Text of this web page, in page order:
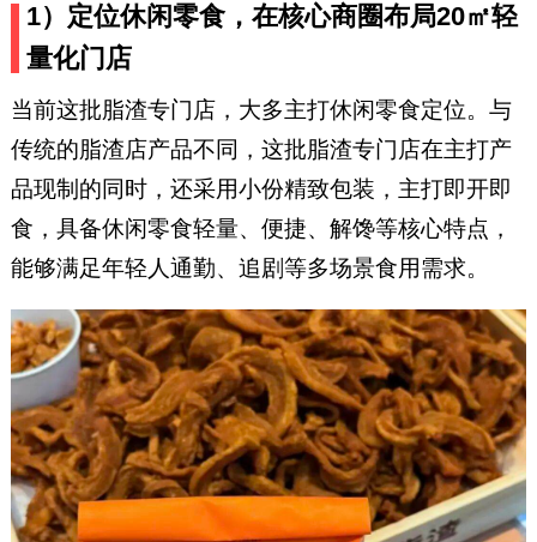
1）定位休闲零食，在核心商圈布局20㎡轻
量化门店
当前这批脂渣专门店，大多主打休闲零食定位。与
传统的脂渣店产品不同，这批脂渣专门店在主打产
品现制的同时，还采用小份精致包装，主打即开即
食，具备休闲零食轻量、便捷、解馋等核心特点，
能够满足年轻人通勤、追剧等多场景食用需求。